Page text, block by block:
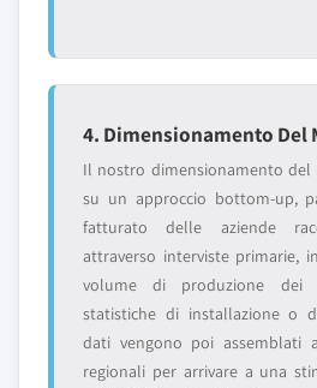
4. Dimensionamento Del
Il nostro dimensionamento del
su un approccio bottom-up,
fatturato delle aziende
attraverso interviste primarie,
volume di produzione
statistiche di installazione o
dati vengono poi assemblati
regionali per arrivare a una